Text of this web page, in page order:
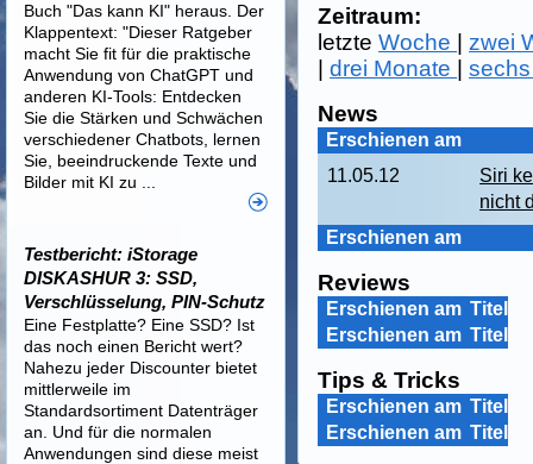
Zeitraum:
letzteWoche
zwei
|drei Monate |
News
Erschienen am
Erschienen am
11.05.12
Siri
nicht
Reviews
Erschienen am Titel
Erschienen am Titel
Tips & Tricks
Erschienen am Titel
Erschienen am Titel
Buch "Das kann KI" heraus. Der
Klappentext: "Dieser Ratgeber
macht Sie fit für die praktische
Anwendung von ChatGPT und
anderen KI-Tools: Entdecken
Sie die Stärken und Schwächen
verschiedener Chatbots, lernen
Sie, beeindruckende Texte und
Bilder mit KI zu ...
Testbericht: iStorage
DISKASHUR 3: SSD,
Verschlüsselung, PIN-Schutz
Eine Festplatte? Eine SSD? Ist
das noch einen Bericht wert?
Nahezu jeder Discounter bietet
mittlerweile im
Standardsortiment Datenträger
an. Und für die normalen
Anwendungen sind diese meist